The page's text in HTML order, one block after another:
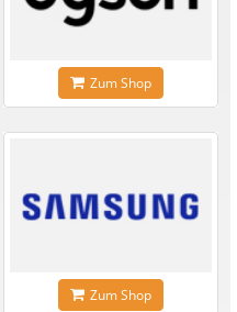
Zum Shop
Zum Shop